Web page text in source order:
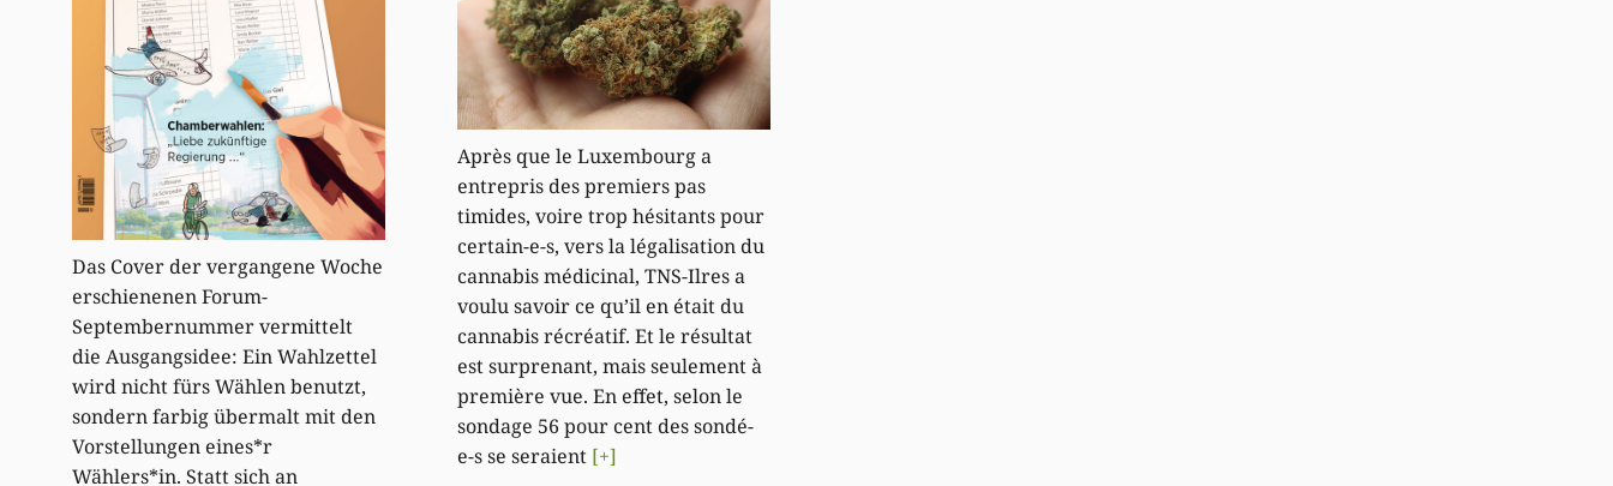
Das Cover der vergangene Woche
erschienenen Forum-
Septembernummer vermittelt
die Ausgangsidee: Ein Wahlzettel
wird nicht fürs Wählen benutzt,
sondern farbig übermalt mit den
Vorstellungen eines*r
Wählers*in. Statt sich an
Après que le Luxembourg a
entrepris des premiers pas
timides, voire trop hésitants pour
certain-e-s, vers la légalisation du
cannabis médicinal, TNS-Ilres a
voulu savoir ce qu’il en était du
cannabis récréatif. Et le résultat
est surprenant, mais seulement à
première vue. En effet, selon le
sondage 56 pour cent des sondé-
e-s se seraient [+]